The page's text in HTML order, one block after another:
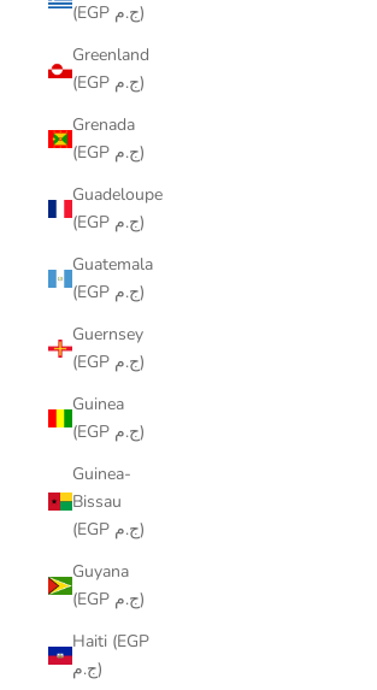
(EGP ج.م)
Greenland
(EGP ج.م)
Grenada
(EGP ج.م)
Guadeloupe
(EGP ج.م)
Guatemala
(EGP ج.م)
Guernsey
(EGP ج.م)
Guinea
(EGP ج.م)
Guinea-
Bissau
(EGP ج.م)
Guyana
(EGP ج.م)
Haiti (EGP
ج.م)